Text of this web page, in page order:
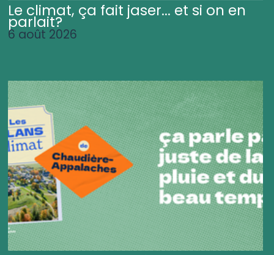
Le climat, ça fait jaser... et si on en
parlait?
6 août 2026